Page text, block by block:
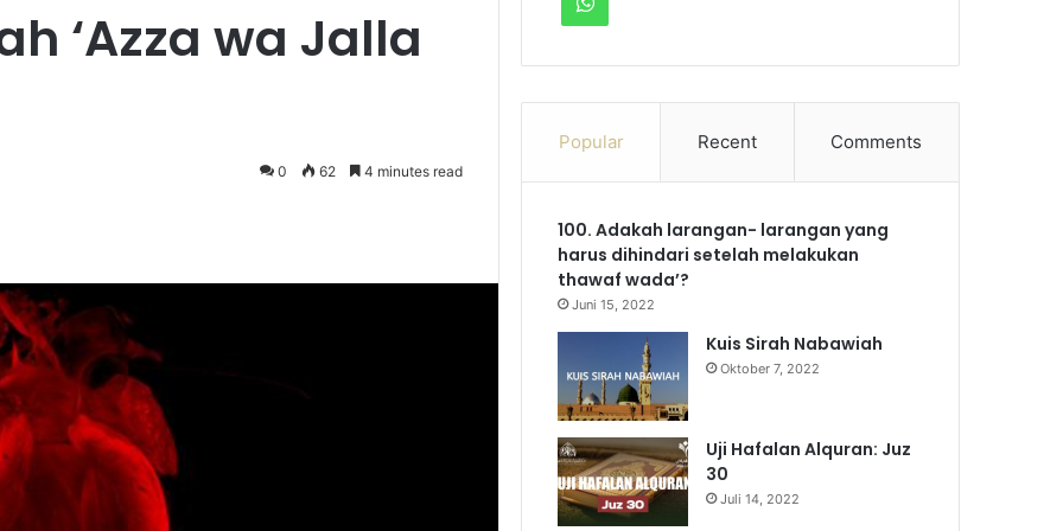
‘Azza wa Jalla
0 62 4 minutes read
b
o
o
k
u
b
e
g
r
r
a
o
k
a
t
A
p
p
Popular Recent Comments
100. Adakah larangan- larangan yang
harus dihindari setelah melakukan
thawaf wada’?
Juni 15, 2022
Kuis Sirah Nabawiah
Oktober 7, 2022
Uji Hafalan Alquran: Juz
30
Juli 14, 2022